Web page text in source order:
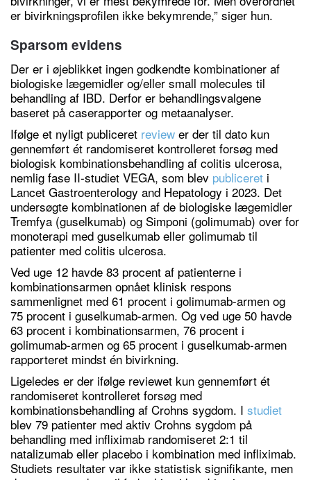
er bivirkningsprofilen ikke bekymrende,” siger hun.
Sparsom evidens
Der er i øjeblikket ingen godkendte kombinationer af
biologiske lægemidler og/eller small molecules til
behandling af IBD. Derfor er behandlingsvalgene
baseret på caserapporter og metaanalyser.
Ifølge et nyligt publiceret review er der til dato kun
gennemført ét randomiseret kontrolleret forsøg med
biologisk kombinationsbehandling af colitis ulcerosa,
nemlig fase II-studiet VEGA, som blev publiceret i
Lancet Gastroenterology and Hepatology i 2023. Det
undersøgte kombinationen af de biologiske lægemidler
Tremfya (guselkumab) og Simponi (golimumab) over for
monoterapi med guselkumab eller golimumab til
patienter med colitis ulcerosa.
Ved uge 12 havde 83 procent af patienterne i
kombinationsarmen opnået klinisk respons
sammenlignet med 61 procent i golimumab-armen og
75 procent i guselkumab-armen. Og ved uge 50 havde
63 procent i kombinationsarmen, 76 procent i
golimumab-armen og 65 procent i guselkumab-armen
rapporteret mindst én bivirkning.
Ligeledes er der ifølge reviewet kun gennemført ét
randomiseret kontrolleret forsøg med
kombinationsbehandling af Crohns sygdom. I studiet
blev 79 patienter med aktiv Crohns sygdom på
behandling med infliximab randomiseret 2:1 til
natalizumab eller placebo i kombination med infliximab.
Studiets resultater var ikke statistisk signifikante, men